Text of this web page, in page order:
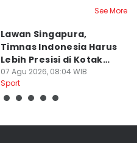
See More
Lawan Singapura,
Timnas Indonesia Harus
Lebih Presisi di Kotak
Penalti
07 Agu 2026, 08:04 WIB
Sport